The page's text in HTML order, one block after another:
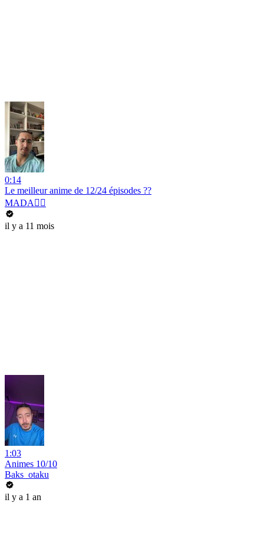
0:14
Le meilleur anime de 12/24 épisodes ??
MADA🏴‍☠
il y a 11 mois
1:03
Animes 10/10
Baks_otaku
il y a 1 an